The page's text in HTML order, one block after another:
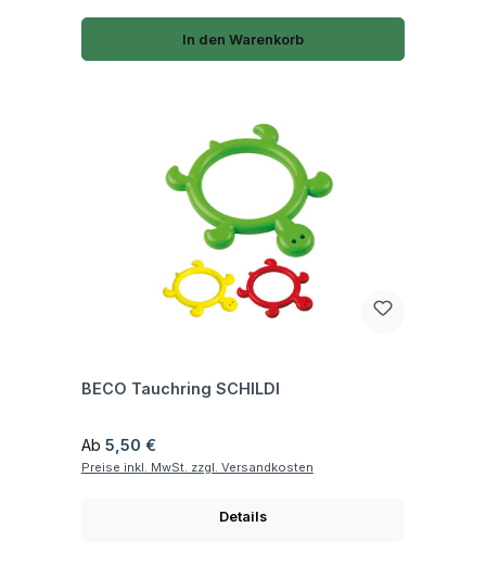
In den Warenkorb
BECO Tauchring SCHILDI
Regulärer Preis:
Ab 5,50 €
Preise inkl. MwSt. zzgl. Versandkosten
Details